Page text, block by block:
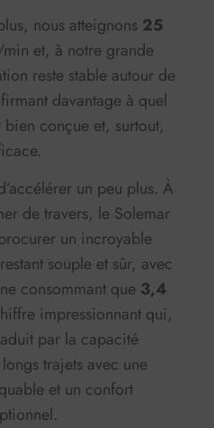
nous atteignons 25
et, à notre grande
reste stable autour de
davantage à quel
conçue et, surtout,
un peu plus. À
de travers, le Solemar
un incroyable
souple et sûr, avec
consommant que 3,4
impressionnant qui,
par la capacité
trajets avec une
et un confort